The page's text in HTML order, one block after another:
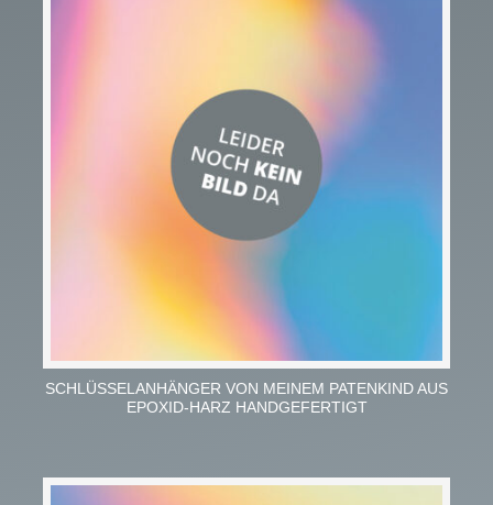
SCHLÜSSELANHÄNGER VON MEINEM PATENKIND AUS
EPOXID-HARZ HANDGEFERTIGT